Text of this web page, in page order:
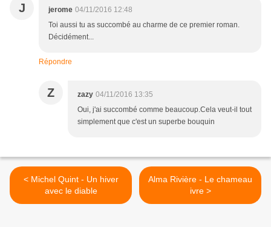
J jerome 04/11/2016 12:48
Toi aussi tu as succombé au charme de ce premier roman.
Décidément...
Répondre
Z zazy 04/11/2016 13:35
Oui, j'ai succombé comme beaucoup.Cela veut-il tout
simplement que c'est un superbe bouquin
< Michel Quint - Un hiver
avec le diable
Alma Rivière - Le chameau
ivre >